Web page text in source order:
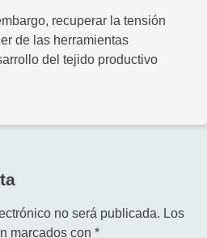
recuperar la tensión
de las herramientas
del tejido productivo
no será publicada. Los
marcados con *